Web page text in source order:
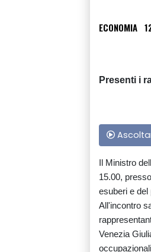
ECONOMIA
Presenti i
Il Ministro
15.00,
esuberi e del
All'incontro
Venezia